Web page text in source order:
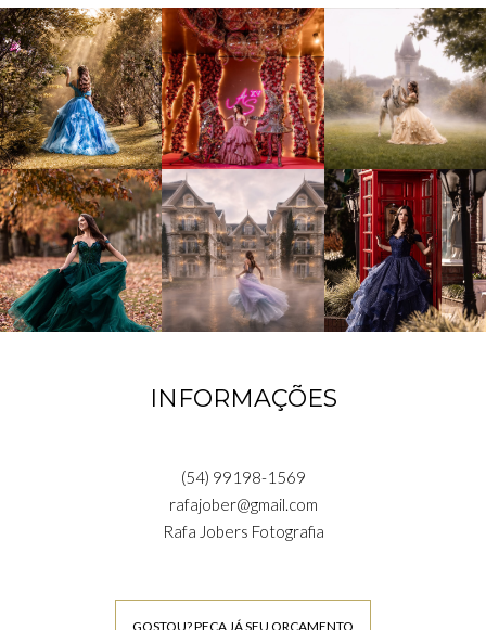
INFORMAÇÕES
(54) 99198-1569
rafajober@gmail.com
Rafa Jobers Fotografia
GOSTOU? PEÇA JÁ SEU ORÇAMENTO